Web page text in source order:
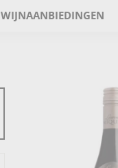
WIJNAANBIEDINGEN